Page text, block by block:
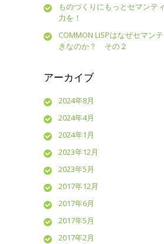
ものづくりにもっとセマンテ
力を！
COMMON LISPはなぜセマン
きなのか？ その２
アーカイブ
2024年8月
2024年4月
2024年1月
2023年12月
2023年5月
2017年12月
2017年6月
2017年5月
2017年2月